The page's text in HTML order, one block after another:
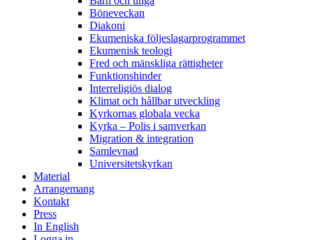
Böneveckan
Diakoni
Ekumeniska följeslagarprogrammet
Ekumenisk teologi
Fred och mänskliga rättigheter
Funktionshinder
Interreligiös dialog
Klimat och hållbar utveckling
Kyrkornas globala vecka
Kyrka – Polis i samverkan
Migration & integration
Samlevnad
Universitetskyrkan
Material
Arrangemang
Kontakt
Press
In English